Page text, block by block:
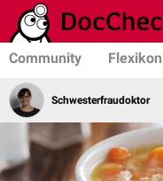
Community Flexikon
Schwesterfraudoktor